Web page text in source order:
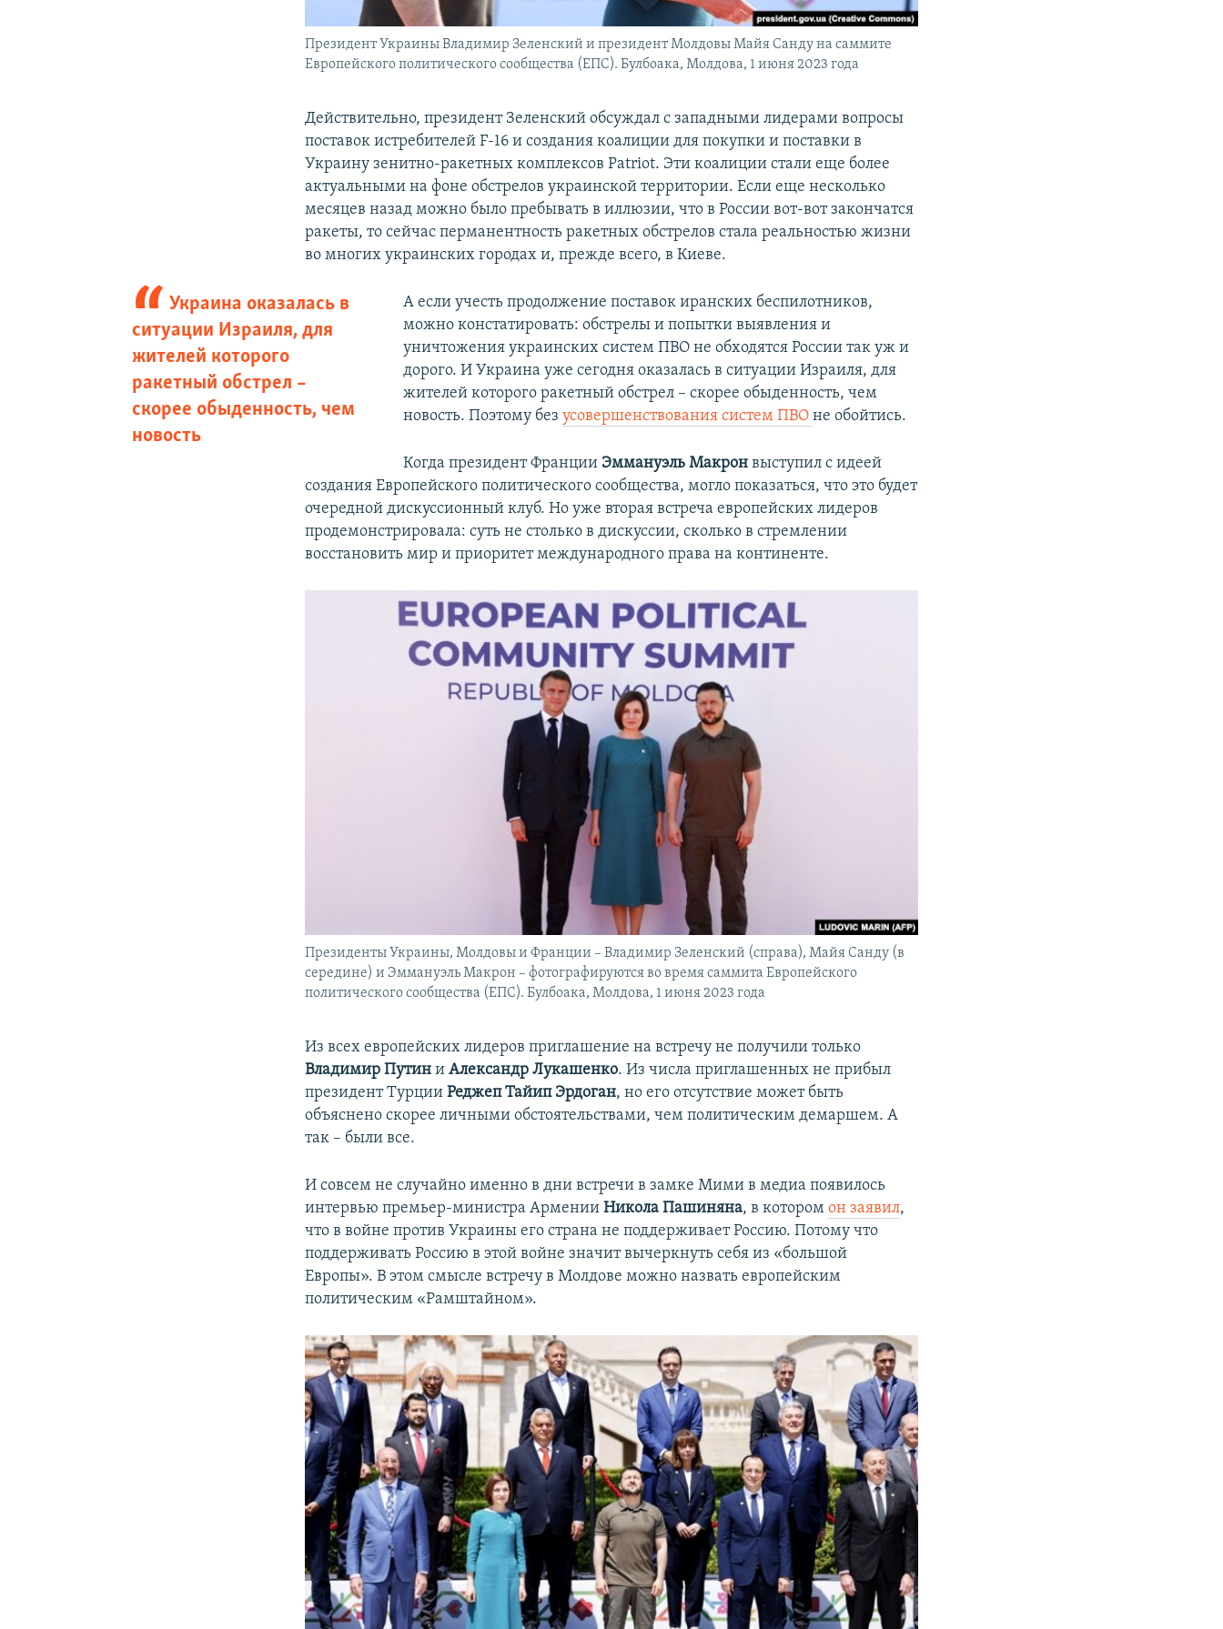
Президент Украины Владимир Зеленский и президент Молдовы Майя Санду на саммите
Европейского политического сообщества (ЕПС). Булбоака, Молдова, 1 июня 2023 года
Действительно, президент Зеленский обсуждал с западными лидерами вопросы
поставок истребителей F-16 и создания коалиции для покупки и поставки в
Украину зенитно-ракетных комплексов Patriot. Эти коалиции стали еще более
актуальными на фоне обстрелов украинской территории. Если еще несколько
месяцев назад можно было пребывать в иллюзии, что в России вот-вот закончатся
ракеты, то сейчас перманентность ракетных обстрелов стала реальностью жизни
во многих украинских городах и, прежде всего, в Киеве.
Украина оказалась в
ситуации Израиля, для
жителей которого
ракетный обстрел –
скорее обыденность, чем
новость
А если учесть продолжение поставок иранских беспилотников,
можно констатировать: обстрелы и попытки выявления и
уничтожения украинских систем ПВО не обходятся России так уж и
дорого. И Украина уже сегодня оказалась в ситуации Израиля, для
жителей которого ракетный обстрел – скорее обыденность, чем
новость. Поэтому без усовершенствования систем ПВО не обойтись.
Когда президент Франции Эммануэль Макронвыступил с идеей
создания Европейского политического сообщества, могло показаться, что это будет
очередной дискуссионный клуб. Но уже вторая встреча европейских лидеров
продемонстрировала: суть не столько в дискуссии, сколько в стремлении
восстановить мир и приоритет международного права на континенте.
Президенты Украины, Молдовы и Франции – Владимир Зеленский (справа), Майя Санду (в
середине) и Эммануэль Макрон – фотографируются во время саммита Европейского
политического сообщества (ЕПС). Булбоака, Молдова, 1 июня 2023 года
Из всех европейских лидеров приглашение на встречу не получили только
Владимир ПутиниАлександр Лукашенко. Из числа приглашенных не прибыл
президент ТурцииРеджеп Тайип Эрдоган, но его отсутствие может быть
объяснено скорее личными обстоятельствами, чем политическим демаршем. А
так – были все.
И совсем не случайно именно в дни встречи в замке Мими в медиа появилось
интервью премьер-министра АрменииНикола Пашиняна, в которомон заявил,
что в войне против Украины его страна не поддерживает Россию. Потому что
поддерживать Россию в этой войне значит вычеркнуть себя из «большой
Европы». В этом смысле встречу в Молдове можно назвать европейским
политическим «Рамштайном».